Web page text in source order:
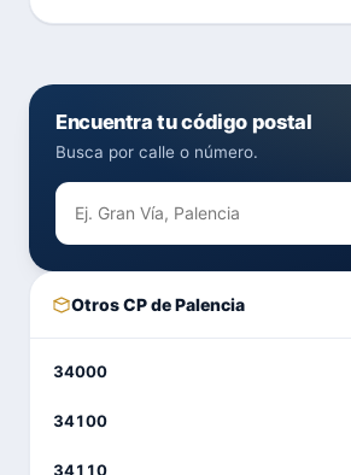
Encuentra tu código postal
Busca por calle o número.
Otros CP de Palencia
34000
34100
34110